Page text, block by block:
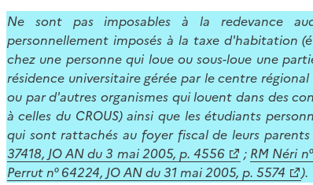
Ne sont pas imposables à la redevance
personnellement imposés à la taxe d'habitation
chez une personne qui loue ou sous-loue une
résidence universitaire gérée par le centre
ou par d'autres organismes qui louent dans des
à celles du CROUS) ainsi que les étudiants
qui sont rattachés au foyer fiscal de leurs
37418, JO AN du 3 mai 2005, p. 4556
; RM Néri
Perrut n° 64224, JO AN du 31 mai 2005, p. 5574
).